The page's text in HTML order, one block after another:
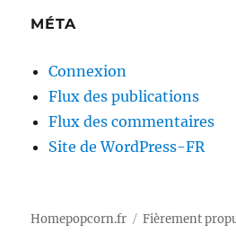
MÉTA
Connexion
Flux des publications
Flux des commentaires
Site de WordPress-FR
Homepopcorn.fr Fièrement